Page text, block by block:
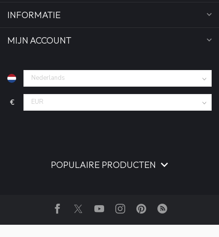
INFORMATIE
MIJN ACCOUNT
€
POPULAIRE PRODUCTEN